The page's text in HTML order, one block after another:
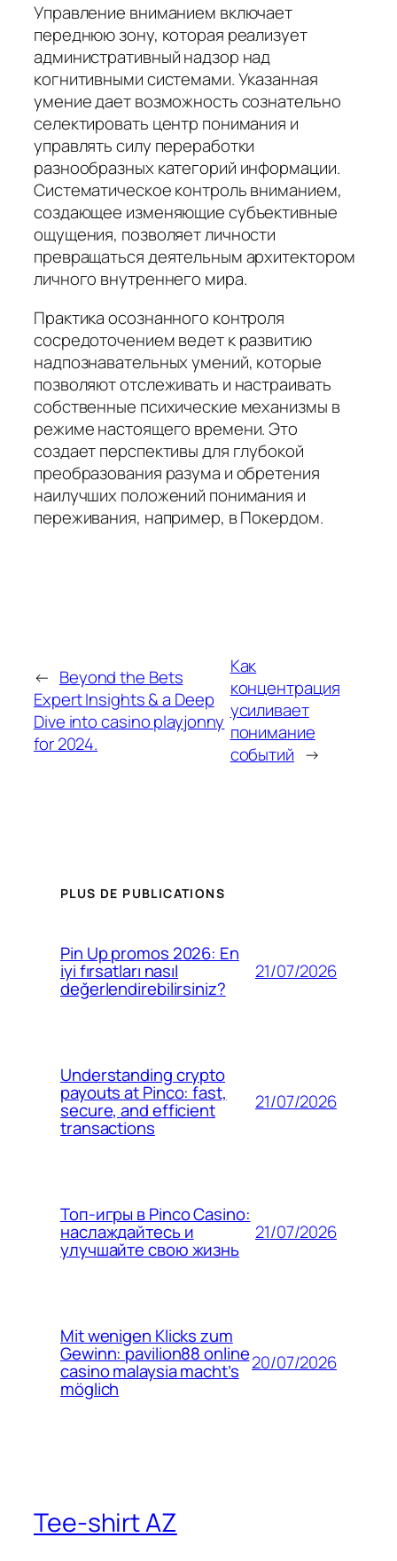
Управление вниманием включает
переднюю зону, которая реализует
административный надзор над
когнитивными системами. Указанная
умение дает возможность сознательно
селектировать центр понимания и
управлять силу переработки
разнообразных категорий информации.
Систематическое контроль вниманием,
создающее изменяющие субъективные
ощущения, позволяет личности
превращаться деятельным архитектором
личного внутреннего мира.
Практика осознанного контроля
сосредоточением ведет к развитию
надпознавательных умений, которые
позволяют отслеживать и настраивать
собственные психические механизмы в
режиме настоящего времени. Это
создает перспективы для глубокой
преобразования разума и обретения
наилучших положений понимания и
переживания, например, в Покердом.
← Beyond the Bets
Expert Insights & a Deep
Dive into casino playjonny
for 2024.
Как
концентрация
усиливает
понимание
событий →
PLUS DE PUBLICATIONS
Pin Up promos 2026: En
iyi fırsatları nasıl
değerlendirebilirsiniz?
21/07/2026
Understanding crypto
payouts at Pinco: fast,
secure, and efficient
transactions
21/07/2026
Топ-игры в Pinco Casino:
наслаждайтесь и
улучшайте свою жизнь
21/07/2026
Mit wenigen Klicks zum
Gewinn: pavilion88 online
casino malaysia macht’s
möglich
20/07/2026
Tee-shirt AZ